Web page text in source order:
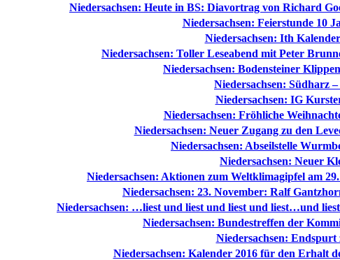
Niedersachsen: Heute in BS: Diavortrag von Richard
Niedersachsen: Feierstunde 10
Niedersachsen: Ith
Niedersachsen: Toller Leseabend mit Peter
Niedersachsen: Bodensteiner
Niedersachsen: Südharz
Niedersachsen: IG
Niedersachsen: Fröhliche
Niedersachsen: Neuer Zugang zu den
Niedersachsen: Abseilstelle
Niedersachsen: Neuer
Niedersachsen: Aktionen zum Weltklimagipfel am
Niedersachsen: 23. November: Ralf
Niedersachsen: …liest und liest und liest und liest…und
Niedersachsen: Bundestreffen der
Niedersachsen:
Niedersachsen: Kalender 2016 für den Erhalt